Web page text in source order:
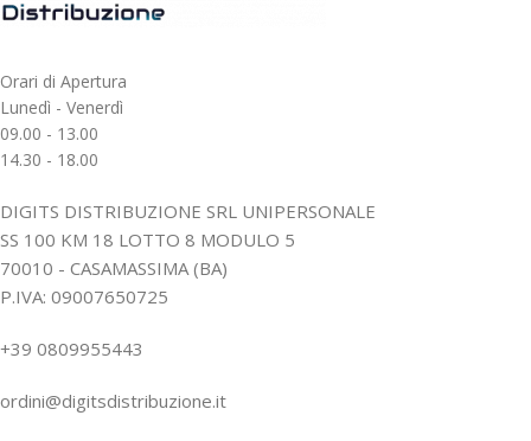
Orari di Apertura
Lunedì - Venerdì
09.00 - 13.00
14.30 - 18.00
DIGITS DISTRIBUZIONE SRL UNIPERSONALE
SS 100 KM 18 LOTTO 8 MODULO 5
70010 - CASAMASSIMA (BA)
P.IVA: 09007650725
+39 0809955443
ordini@digitsdistribuzione.it